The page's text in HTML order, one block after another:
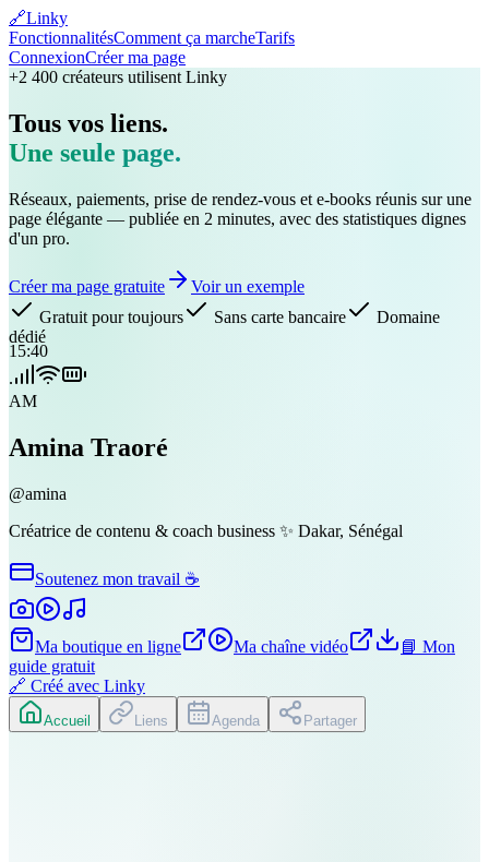
🔗Linky
FonctionnalitésComment ça marcheTarifs
ConnexionCréer ma page
+2 400 créateurs utilisent Linky
Tous vos liens.
Une seule page.
Réseaux, paiements, prise de rendez-vous et e-books réunis sur une
page élégante — publiée en 2 minutes, avec des statistiques dignes
d'un pro.
Créer ma page gratuite
Voir un exemple
Gratuit pour toujours
Sans carte bancaire
Domaine
dédié
15:40
AM
Amina Traoré
@amina
Créatrice de contenu & coach business ✨ Dakar, Sénégal
Soutenez mon travail ☕
Ma boutique en ligne Ma chaîne vidéo
📘 Mon
guide gratuit
🔗 Créé avec Linky
Accueil Liens Agenda Partager